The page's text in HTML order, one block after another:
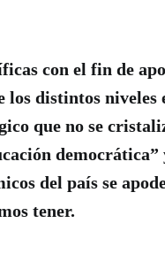
con el fin de
distintos niveles
que no se
democrática”
del país se
tener.